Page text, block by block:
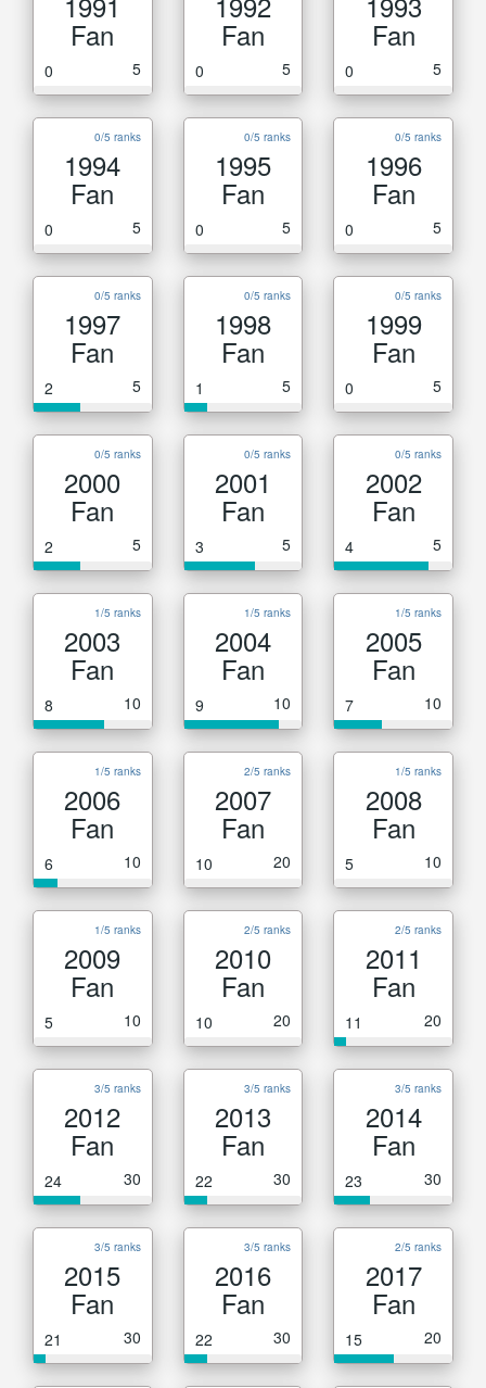
Fan
0 5
Fan
0 5
Fan
0 5
0/5 ranks
1994
Fan
0 5
0/5 ranks
1995
Fan
0 5
0/5 ranks
1996
Fan
0 5
0/5 ranks
1997
Fan
2 5
0/5 ranks
1998
Fan
1 5
0/5 ranks
1999
Fan
0 5
0/5 ranks
2000
Fan
2 5
0/5 ranks
2001
Fan
3 5
0/5 ranks
2002
Fan
4 5
1/5 ranks
2003
Fan
8 10
1/5 ranks
2004
Fan
9 10
1/5 ranks
2005
Fan
7 10
1/5 ranks
2006
Fan
6 10
2/5 ranks
2007
Fan
10 20
1/5 ranks
2008
Fan
5 10
1/5 ranks
2009
Fan
5 10
2/5 ranks
2010
Fan
10 20
2/5 ranks
2011
Fan
11 20
3/5 ranks
2012
Fan
24 30
3/5 ranks
2013
Fan
22 30
3/5 ranks
2014
Fan
23 30
3/5 ranks
2015
Fan
21 30
3/5 ranks
2016
Fan
22 30
2/5 ranks
2017
Fan
15 20